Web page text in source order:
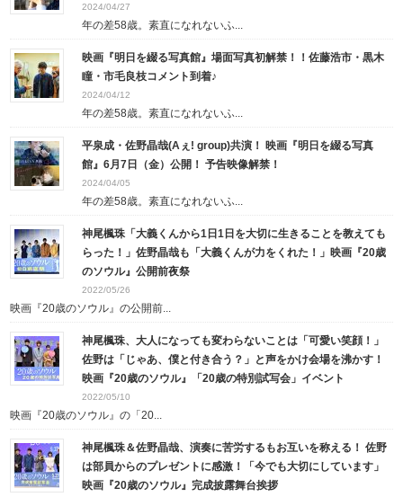
2024/04/27
年の差58歳。素直になれないふ...
映画『明日を綴る写真館』場面写真初解禁！！佐藤浩市・黒木
瞳・市毛良枝コメント到着♪
2024/04/12
年の差58歳。素直になれないふ...
平泉成・佐野晶哉(Aぇ! group)共演！ 映画『明日を綴る写真
館』6月7日（金）公開！ 予告映像解禁！
2024/04/05
年の差58歳。素直になれないふ...
神尾楓珠「大義くんから1日1日を大切に生きることを教えても
らった！」佐野晶哉も「大義くんが力をくれた！」映画『20歳
のソウル』公開前夜祭
2022/05/26
映画『20歳のソウル』の公開前...
神尾楓珠、大人になっても変わらないことは「可愛い笑顔！」
佐野は「じゃあ、僕と付き合う？」と声をかけ会場を沸かす！
映画『20歳のソウル』「20歳の特別試写会」イベント
2022/05/10
映画『20歳のソウル』の「20...
神尾楓珠＆佐野晶哉、演奏に苦労するもお互いを称える！ 佐野
は部員からのプレゼントに感激！「今でも大切にしています」
映画『20歳のソウル』完成披露舞台挨拶